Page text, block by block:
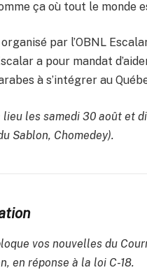
ça où tout le monde
par l’OBNL
a pour mandat
à s’intégrer au
les samedi 30 août et
Sablon, Chomedey).
vos nouvelles du
en réponse à la loi C-18.